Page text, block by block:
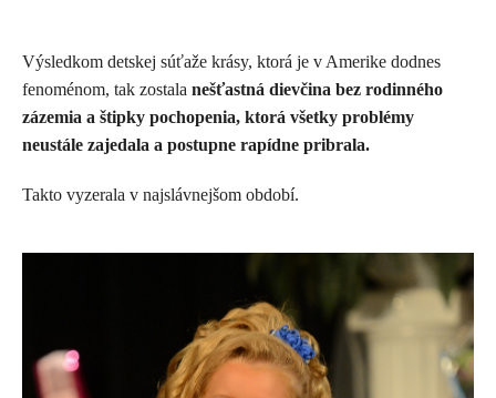
Výsledkom detskej súťaže krásy, ktorá je v Amerike dodnes
fenoménom, tak zostala nešťastná dievčina bez rodinného
zázemia a štipky pochopenia, ktorá všetky problémy
neustále zajedala a postupne rapídne pribrala.
Takto vyzerala v najslávnejšom období.